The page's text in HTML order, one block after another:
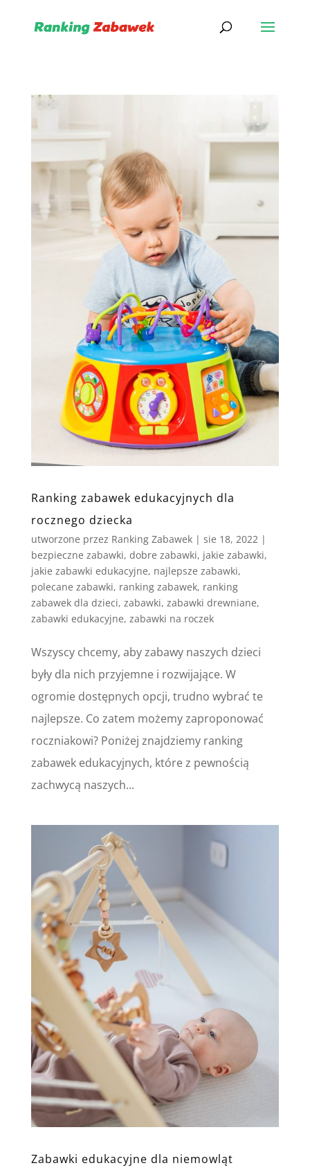
Ranking zabawek edukacyjnych dla
rocznego dziecka
utworzone przez Ranking Zabawek| sie 18, 2022|
bezpieczne zabawki, dobre zabawki, jakie zabawki,
jakie zabawki edukacyjne, najlepsze zabawki,
polecane zabawki, ranking zabawek, ranking
zabawek dla dzieci, zabawki, zabawki drewniane,
zabawki edukacyjne, zabawki na roczek
Wszyscy chcemy, aby zabawy naszych dzieci
były dla nich przyjemne i rozwijające. W
ogromie dostępnych opcji, trudno wybrać te
najlepsze. Co zatem możemy zaproponować
roczniakowi? Poniżej znajdziemy ranking
zabawek edukacyjnych, które z pewnością
zachwycą naszych...
Zabawki edukacyjne dla niemowląt